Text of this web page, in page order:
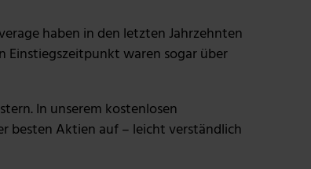
haben in den letzten Jahrzehnten
waren sogar über
In unserem kostenlosen
besten Aktien auf – leicht verständlich